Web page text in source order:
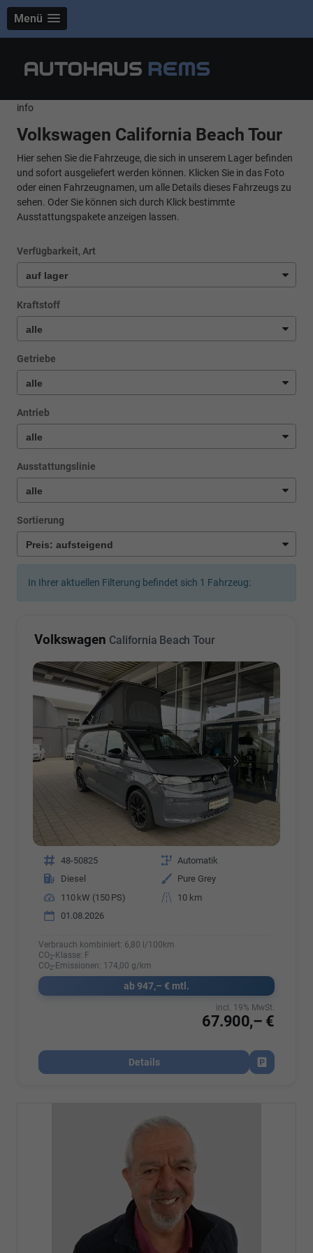
Menü
info
Volkswagen California Beach Tour
Hier sehen Sie die Fahrzeuge, die sich in unserem Lager befinden
und sofort ausgeliefert werden können. Klicken Sie in das Foto
oder einen Fahrzeugnamen, um alle Details dieses Fahrzeugs zu
sehen. Oder Sie können sich durch Klick bestimmte
Ausstattungspakete anzeigen lassen.
Verfügbarkeit, Art
Kraftstoff
Getriebe
Antrieb
Ausstattungslinie
Sortierung
In Ihrer aktuellen Filterung befindet sich 1 Fahrzeug:
Volkswagen California Beach Tour
Fahrzeugnr. 48-50825 Getriebe Automatik
Kraftstoff
Diesel Außenfarbe
Pure Grey
Leistung
110 kW (150 PS) Kilometerstand
10 km
01.08.2026
Verbrauch kombiniert: 6,80 l/100km
CO2-Klasse: F
CO2-Emissionen: 174,00 g/km
ab 947,– € mtl.
67.900,– €
incl. 19% MwSt.
Details
Fahrzeug